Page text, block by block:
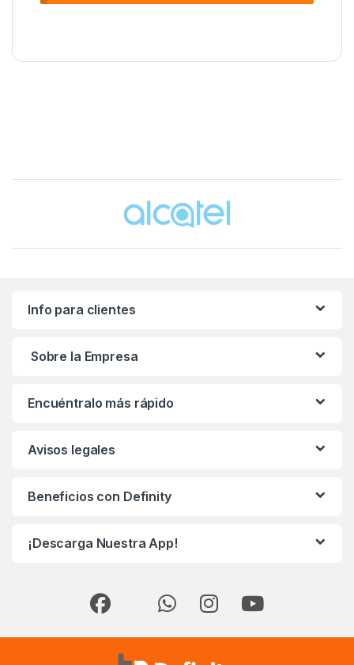
Info para clientes
Sobre la Empresa
Encuéntralo más rápido
Avisos legales
Beneficios con Definity
¡Descarga Nuestra App!